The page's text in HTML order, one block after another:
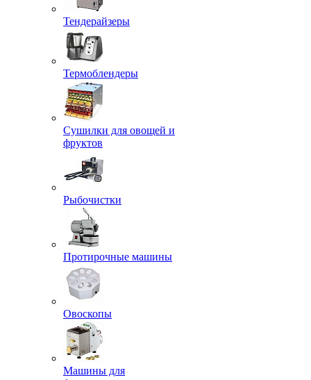
Тендерайзеры
Термоблендеры
Сушилки для овощей и
фруктов
Рыбочистки
Протирочные машины
Овоскопы
Машины для